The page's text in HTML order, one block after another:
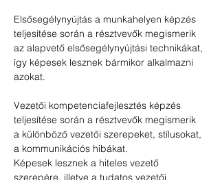
Elsősegélynyújtás a munkahelyen képzés
teljesítése során a résztvevők megismerik
az alapvető elsősegélynyújtási technikákat,
így képesek lesznek bármikor alkalmazni
azokat.
Vezetői kompetenciafejlesztés képzés
teljesítése során a résztvevők megismerik
a különböző vezetői szerepeket, stílusokat,
a kommunikációs hibákat.
Képesek lesznek a hiteles vezető
szerepére, illetve a tudatos vezetői